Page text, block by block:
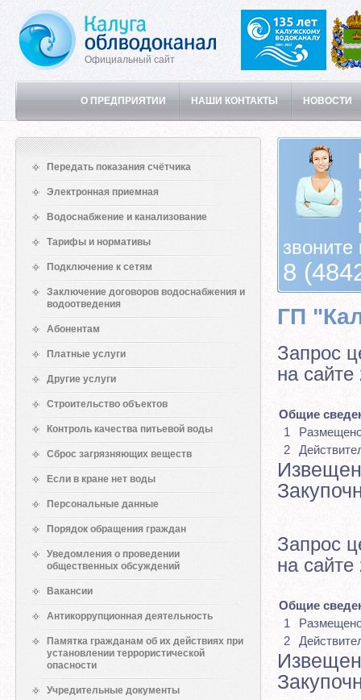
Официальный сайт
О ПРЕДПРИЯТИИ НАШИ КОНТАКТЫ НОВОСТИ
Передать показания счётчика
Электронная приемная
Водоснабжение и канализование
Тарифы и нормативы
Подключение к сетям
Заключение договоров водоснабжения и
водоотведения
Абонентам
Платные услуги
Другие услуги
Строительство объектов
Контроль качества питьевой воды
Сброс загрязняющих веществ
Если в кране нет воды
Персональные данные
Порядок обращения граждан
Уведомления о проведении
общественных обсуждений
Вакансии
Антикоррупционная деятельность
Памятка гражданам об их действиях при
установлении террористической
опасности
Учредительные документы
звоните
8
ГП
Запрос
на
Общие
1
2
Запрос
на
Общие
1
2